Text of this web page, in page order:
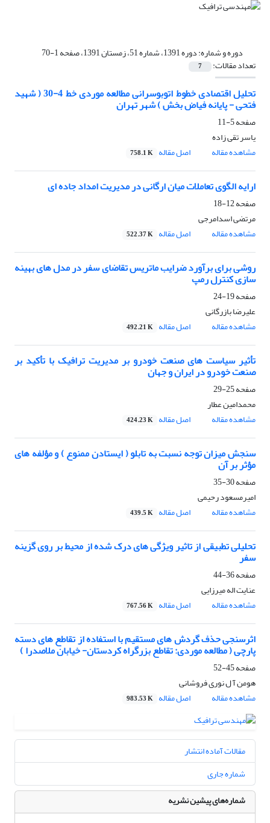
دوره و شماره:دوره 1391، شماره 51، زمستان 1391، صفحه 1-70
تعداد مقالات: 7
تحلیل اقتصادی خطوط اتوبوسرانی مطالعه موردی خط 4-30 ( شهید
فتحی - پایانه فیاض بخش ) شهر تهران
صفحه5-11
یاسر تقی زاده
مشاهده مقاله
اصل مقاله 758.1 K
ارایه الگوی تعاملات میان ارگانی در مدیریت امداد جاده ای
صفحه12-18
مرتضی اسدامرجی
مشاهده مقاله
اصل مقاله 522.37 K
روشی برای برآورد ضرایب ماتریس تقاضای سفر در مدل های بهینه
سازی کنترل رمپ
صفحه19-24
علیرضا بازرگانی
مشاهده مقاله
اصل مقاله 492.21 K
تأثیر سیاست های صنعت خودرو بر مدیریت ترافیک با تأکید بر
صنعت خودرو در ایران و جهان
صفحه25-29
محمدامین عطار
مشاهده مقاله
اصل مقاله 424.23 K
سنجش میزان توجه نسبت به تابلو ( ایستادن ممنوع ) و مؤلفه های
مؤثر بر آن
صفحه30-35
امیرمسعود رحیمی
مشاهده مقاله
اصل مقاله 439.5 K
تحلیلی تطبیقی از تاثیر ویژگی های درک شده از محیط بر روی گزینه
سفر
صفحه36-44
عنایت اله میرزایی
مشاهده مقاله
اصل مقاله 767.56 K
اثرسنجی حذف گردش های مستقیم با استفاده از تقاطع های دسته
پارچی ( مطالعه موردی: تقاطع بزرگراه کردستان- خیابان ملاصدرا )
صفحه45-52
هومن آ ل نوری فروشانی
مشاهده مقاله
اصل مقاله 983.53 K
مقالات آماده انتشار
شماره جاری
شماره‌های پیشین نشریه